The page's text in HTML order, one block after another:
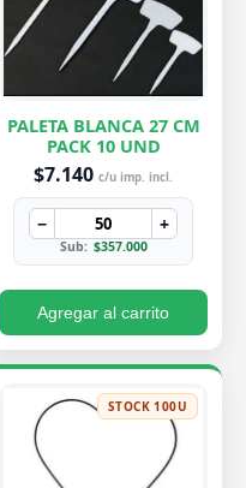
PALETA BLANCA 27 CM
PACK 10 UND
$7.140 c/u imp. incl.
− +
Sub: $357.000
Agregar al carrito
STOCK 100U